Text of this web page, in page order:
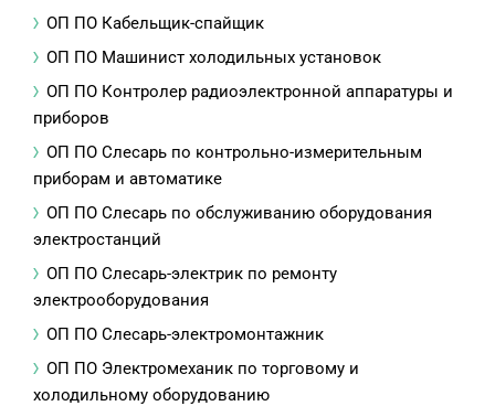
ОП ПО Кабельщик-спайщик
ОП ПО Машинист холодильных установок
ОП ПО Контролер радиоэлектронной аппаратуры и
приборов
ОП ПО Слесарь по контрольно-измерительным
приборам и автоматике
ОП ПО Слесарь по обслуживанию оборудования
электростанций
ОП ПО Слесарь-электрик по ремонту
электрооборудования
ОП ПО Слесарь-электромонтажник
ОП ПО Электромеханик по торговому и
холодильному оборудованию